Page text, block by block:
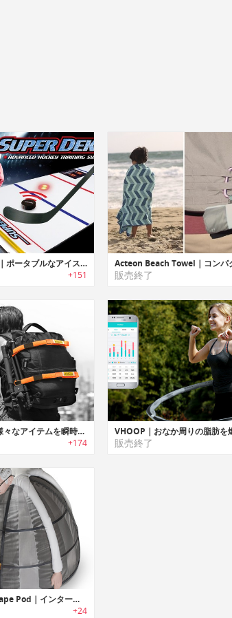
SuperDeker｜ポータブルなアイスホッケー トレーニングシステム「スーパーディーカー」
+151 販売終了
WRAPTIE｜様々なアイテムを瞬時に取り付け可能なスマートタイダウンストラップ「ラップタイ」
+174 販売終了
Internet Escape Pod｜インターネットの闇からあなたを守るカーネルおじさんのエスケープポッド
+24